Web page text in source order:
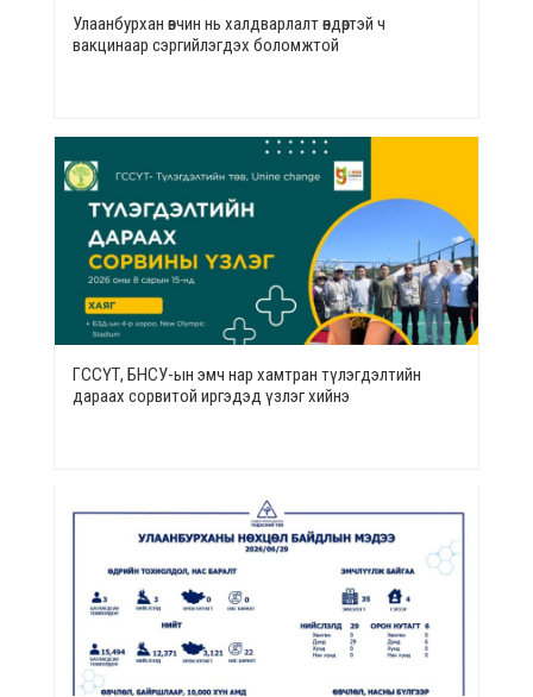
Улаанбурхан өвчин нь халдварлалт өндөртэй ч
вакцинаар сэргийлэгдэх боломжтой
ГССҮТ, БНСУ-ын эмч нар хамтран түлэгдэлтийн
дараах сорвитой иргэдэд үзлэг хийнэ